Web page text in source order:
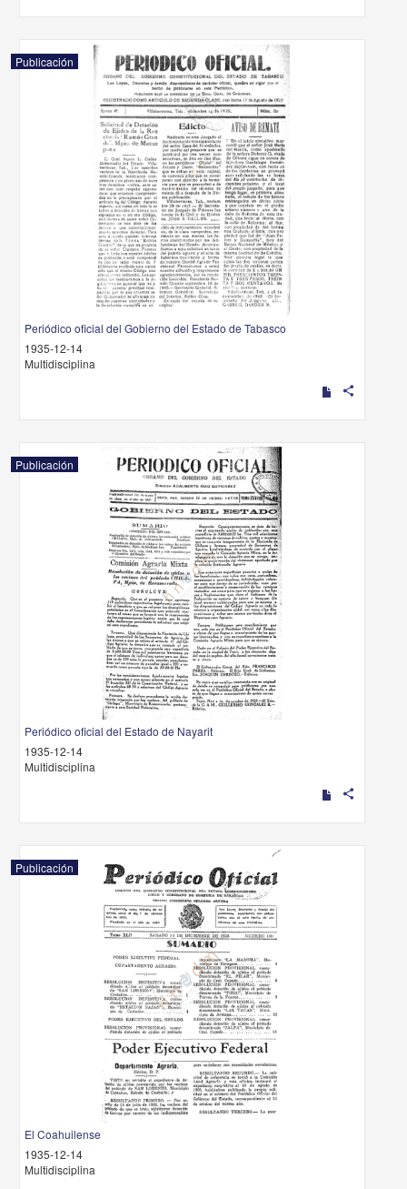
Publicación
Periódico oficial del Gobierno del Estado de Tabasco
1935-12-14
Multidisciplina
share
Publicación
Periódico oficial del Estado de Nayarit
1935-12-14
Multidisciplina
share
Publicación
El Coahuilense
1935-12-14
Multidisciplina